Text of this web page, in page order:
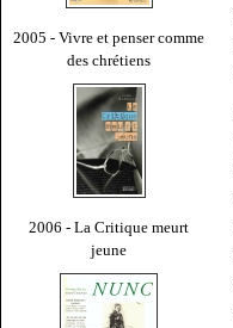
2005 - Vivre et penser comme
des chrétiens
2006 - La Critique meurt
jeune